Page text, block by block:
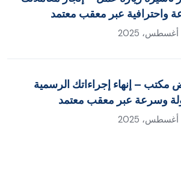
واحترافية عبر معقب معتمد
مكتب – إنهاء إجراءاتك الرسمية
وسرعة عبر معقب معتمد